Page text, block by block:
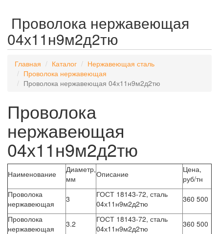
Проволока нержавеющая
04х11н9м2д2тю
Главная Каталог
Нержавеющая сталь
Проволока нержавеющая
Проволока нержавеющая 04х11н9м2д2тю
Проволока
нержавеющая
04х11н9м2д2тю
Наименование
Диаметр,
мм
Описание
Цена,
руб/тн
Проволока
нержавеющая
3
ГОСТ 18143-72, сталь
04х11н9м2д2тю
360 500
Проволока
нержавеющая
3.2
ГОСТ 18143-72, сталь
04х11н9м2д2тю
360 500